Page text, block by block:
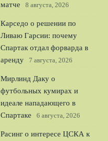
матче
8 августа, 2026
Карседо о решении по
Ливаю Гарсии: почему
Спартак отдал форварда в
аренду
7 августа, 2026
Мирлинд Даку о
футбольных кумирах и
идеале нападающего в
Спартаке
6 августа, 2026
Расинг о интересе ЦСКА к